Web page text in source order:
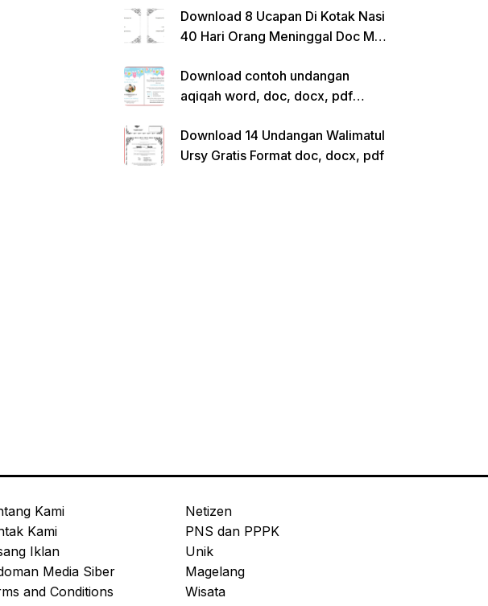
Download 8 Ucapan Di Kotak Nasi
40 Hari Orang Meninggal Doc Ms.
Download contoh undangan
aqiqah word, doc, docx, pdf
Download 14 Undangan Walimatul
Ursy Gratis Format doc, docx, pdf
Kami
Kami
Iklan
Media Siber
and Conditions
Netizen
PNS dan PPPK
Unik
Magelang
Wisata